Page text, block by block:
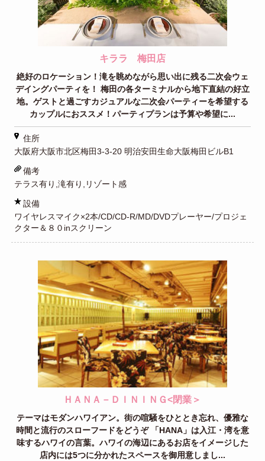
キララ 梅田店
絶好のロケーション！滝を眺めながら思い出に残る二次会ウェ
デイングパーティを！ 梅田の各ターミナルから地下直結の好立
地。ゲストと過ごすカジュアルな二次会パーティーを希望する
カップルにおススメ！パーティプランは予算や希望に...
住所
大阪府大阪市北区梅田3-3-20 明治安田生命大阪梅田ビルB1
備考
テラス有り,滝有り,リゾート感
設備
ワイヤレスマイク×2本/CD/CD-R/MD/DVDプレーヤー/プロジェ
クター＆８０inスクリーン
ＨＡＮＡ－ＤＩＮＩＮＧ<閉業＞
テーマはモダンハワイアン。街の喧騒をひととき忘れ、優雅な
時間と流行のスローフードをどうぞ 「HANA」は入江・湾を意
味するハワイの言葉。ハワイの海辺にあるお店をイメージした
店内には5つに分かれたスペースを御用意しまし...